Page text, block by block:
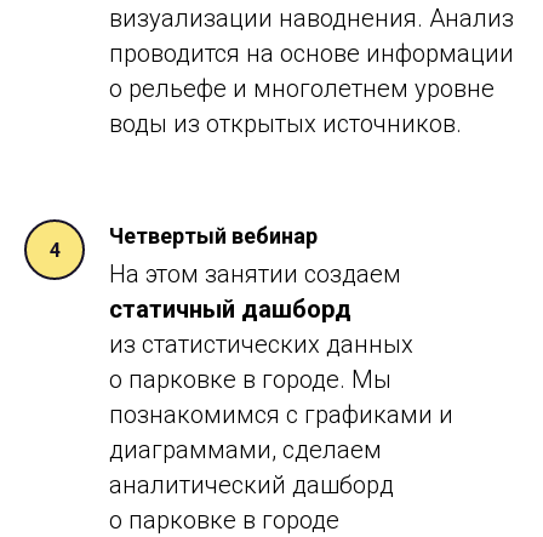
визуализации наводнения. Анализ
проводится на основе информации
о рельефе и многолетнем уровне
воды из открытых источников.
Четвертый вебинар
На этом занятии создаем
статичный дашборд
из статистических данных
о парковке в городе. Мы
познакомимся с графиками и
диаграммами, сделаем
аналитический дашборд
о парковке в городе